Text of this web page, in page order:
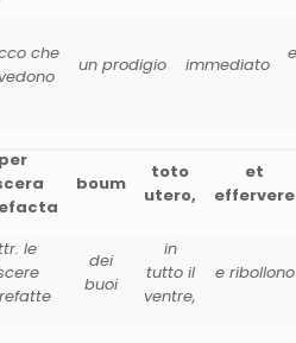
che
un prodigio immediato
per
boum
toto
utero,
et
effervere
le
dei
buoi
in
tutto il
ventre,
e ribollono